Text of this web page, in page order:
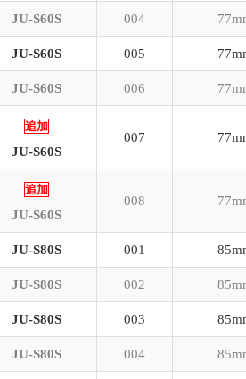
JU-S60S 004
JU-S60S 005
JU-S60S 006
追加
JU-S60S
007
追加
JU-S60S
008
JU-S80S 001
JU-S80S 002
JU-S80S 003
JU-S80S 004